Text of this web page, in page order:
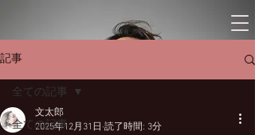
記事
全ての記事
全ての記事
文太郎
2025年12月31日 読了時間: 3分